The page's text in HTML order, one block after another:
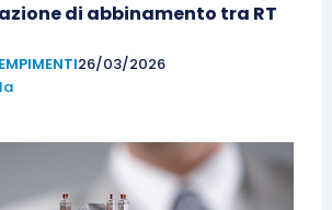
di abbinamento tra RT
26/03/2026